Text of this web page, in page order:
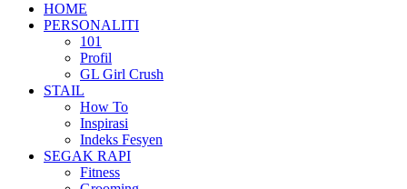
HOME
PERSONALITI
101
Profil
GL Girl Crush
STAIL
How To
Inspirasi
Indeks Fesyen
SEGAK RAPI
Fitness